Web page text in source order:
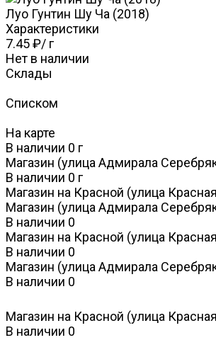
Луо Гунтин Шу Ча (2018)
Характеристики
7.45 ₽/ г
Нет в наличии
Склады
Списком
На карте
В наличии 0 г
Магазин (улица Адмирала
В наличии 0 г
Магазин на Красной (улица
Магазин (улица Адмирала
В наличии 0
Магазин на Красной (улица
В наличии 0
Магазин (улица Адмирала
В наличии 0
Магазин на Красной (улица
В наличии 0